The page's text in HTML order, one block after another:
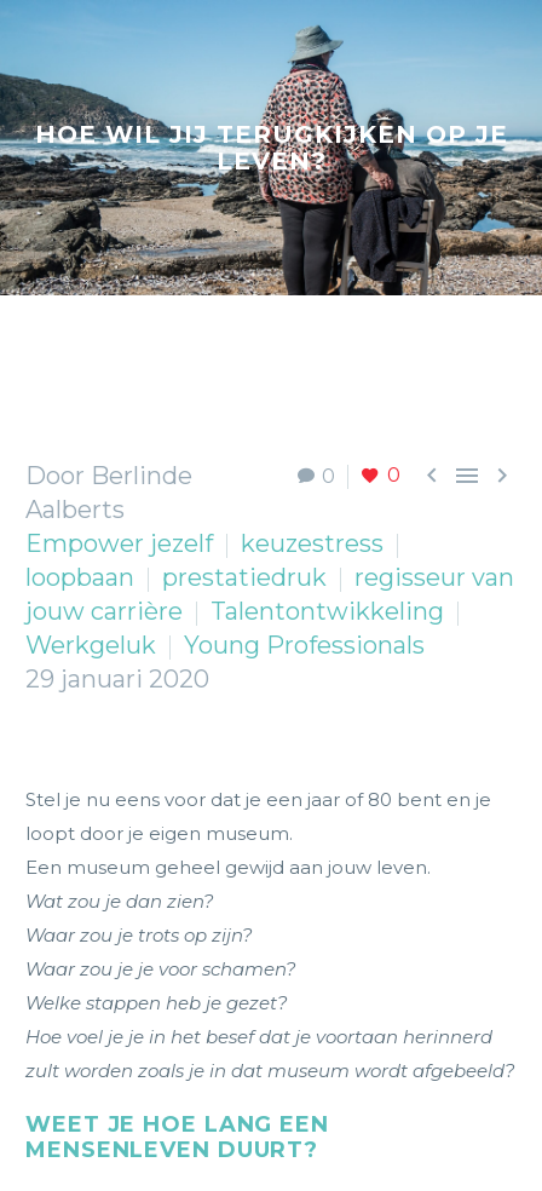
HOE WIL JIJ TERUGKIJKEN OP JE
LEVEN?
0 0   
Door Berlinde
Aalberts
Empower jezelf
keuzestress
loopbaan
prestatiedruk
regisseur van
jouw carrière
Talentontwikkeling
Werkgeluk
Young Professionals
29 januari 2020
Stel je nu eens voor dat je een jaar of 80 bent en je
loopt door je eigen museum.
Een museum geheel gewijd aan jouw leven.
Wat zou je dan zien?
Waar zou je trots op zijn?
Waar zou je je voor schamen?
Welke stappen heb je gezet?
Hoe voel je je in het besef dat je voortaan herinnerd
zult worden zoals je in dat museum wordt afgebeeld?
WEET JE HOE LANG EEN
MENSENLEVEN DUURT?